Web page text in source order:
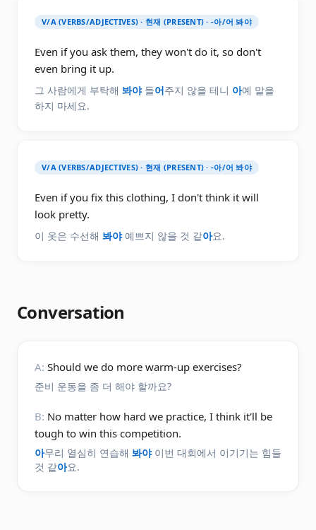
V/A (VERBS/ADJECTIVES) · 현재 (PRESENT) · -아/어 봐야
Even if you ask them, they won't do it, so don't
even bring it up.
그 사람에게 부탁해 봐야들어주지 않을 테니 아예 말을
하지 마세요.
V/A (VERBS/ADJECTIVES) · 현재 (PRESENT) · -아/어 봐야
Even if you fix this clothing, I don't think it will
look pretty.
이 옷은 수선해 봐야예쁘지 않을 것 같아요.
Conversation
A: Should we do more warm-up exercises?
준비 운동을 좀 더 해야 할까요?
B: No matter how hard we practice, I think it'll be
tough to win this competition.
아무리 열심히 연습해 봐야이번 대회에서 이기기는 힘들
것 같아요.